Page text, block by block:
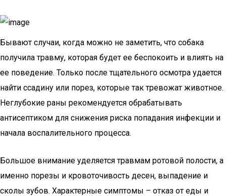
Бывают случаи, когда можно не заметить, что собака
получила травму, которая будет ее беспокоить и влиять на
ее поведение. Только после тщательного осмотра удается
найти ссадину или порез, которые так тревожат животное.
Неглубокие раны рекомендуется обрабатывать
антисептиком для снижения риска попадания инфекции и
начала воспалительного процесса.
Большое внимание уделяется травмам ротовой полости, а
именно порезы и кровоточивость десен, выпадение и
сколы зубов. Характерные симптомы – отказ от еды и